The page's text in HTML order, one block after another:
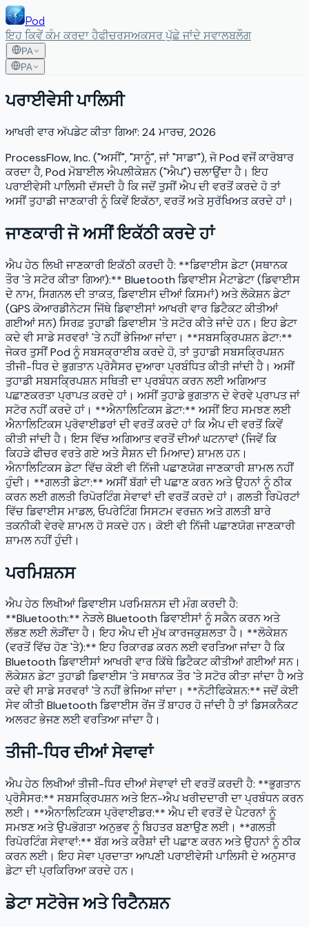
Pod
ਇਹ ਕਿਵੇਂ ਕੰਮ ਕਰਦਾ ਹੈਫੀਚਰਸਅਕਸਰ ਪੁੱਛੇ ਜਾਂਦੇ ਸਵਾਲਬਲੌਗ
PA
PA
ਪਰਾਈਵੇਸੀ ਪਾਲਿਸੀ
ਆਖਰੀ ਵਾਰ ਅੱਪਡੇਟ ਕੀਤਾ ਗਿਆ: 24 ਮਾਰਚ, 2026
ProcessFlow, Inc. ("ਅਸੀਂ", "ਸਾਨੂੰ", ਜਾਂ "ਸਾਡਾ"), ਜੋ Pod ਵਜੋਂ ਕਾਰੋਬਾਰ
ਕਰਦਾ ਹੈ, Pod ਮੋਬਾਈਲ ਐਪਲੀਕੇਸ਼ਨ ("ਐਪ") ਚਲਾਉਂਦਾ ਹੈ। ਇਹ
ਪਰਾਈਵੇਸੀ ਪਾਲਿਸੀ ਦੱਸਦੀ ਹੈ ਕਿ ਜਦੋਂ ਤੁਸੀਂ ਐਪ ਦੀ ਵਰਤੋਂ ਕਰਦੇ ਹੋ ਤਾਂ
ਅਸੀਂ ਤੁਹਾਡੀ ਜਾਣਕਾਰੀ ਨੂੰ ਕਿਵੇਂ ਇਕੱਠਾ, ਵਰਤੋਂ ਅਤੇ ਸੁਰੱਖਿਅਤ ਕਰਦੇ ਹਾਂ।
ਜਾਣਕਾਰੀ ਜੋ ਅਸੀਂ ਇਕੱਠੀ ਕਰਦੇ ਹਾਂ
ਐਪ ਹੇਠ ਲਿਖੀ ਜਾਣਕਾਰੀ ਇਕੱਠੀ ਕਰਦੀ ਹੈ: **ਡਿਵਾਈਸ ਡੇਟਾ (ਸਥਾਨਕ
ਤੌਰ 'ਤੇ ਸਟੋਰ ਕੀਤਾ ਗਿਆ):** Bluetooth ਡਿਵਾਈਸ ਮੈਟਾਡੇਟਾ (ਡਿਵਾਈਸ
ਦੇ ਨਾਮ, ਸਿਗਨਲ ਦੀ ਤਾਕਤ, ਡਿਵਾਈਸ ਦੀਆਂ ਕਿਸਮਾਂ) ਅਤੇ ਲੋਕੇਸ਼ਨ ਡੇਟਾ
(GPS ਕੋਆਰਡੀਨੇਟਸ ਜਿੱਥੇ ਡਿਵਾਈਸਾਂ ਆਖਰੀ ਵਾਰ ਡਿਟੈਕਟ ਕੀਤੀਆਂ
ਗਈਆਂ ਸਨ) ਸਿਰਫ਼ ਤੁਹਾਡੀ ਡਿਵਾਈਸ 'ਤੇ ਸਟੋਰ ਕੀਤੇ ਜਾਂਦੇ ਹਨ। ਇਹ ਡੇਟਾ
ਕਦੇ ਵੀ ਸਾਡੇ ਸਰਵਰਾਂ 'ਤੇ ਨਹੀਂ ਭੇਜਿਆ ਜਾਂਦਾ। **ਸਬਸਕ੍ਰਿਪਸ਼ਨ ਡੇਟਾ:**
ਜੇਕਰ ਤੁਸੀਂ Pod ਨੂੰ ਸਬਸਕ੍ਰਾਈਬ ਕਰਦੇ ਹੋ, ਤਾਂ ਤੁਹਾਡੀ ਸਬਸਕ੍ਰਿਪਸ਼ਨ
ਤੀਜੀ-ਧਿਰ ਦੇ ਭੁਗਤਾਨ ਪ੍ਰੋਸੈਸਰ ਦੁਆਰਾ ਪ੍ਰਬੰਧਿਤ ਕੀਤੀ ਜਾਂਦੀ ਹੈ। ਅਸੀਂ
ਤੁਹਾਡੀ ਸਬਸਕ੍ਰਿਪਸ਼ਨ ਸਥਿਤੀ ਦਾ ਪ੍ਰਬੰਧਨ ਕਰਨ ਲਈ ਅਗਿਆਤ
ਪਛਾਣਕਰਤਾ ਪ੍ਰਾਪਤ ਕਰਦੇ ਹਾਂ। ਅਸੀਂ ਤੁਹਾਡੇ ਭੁਗਤਾਨ ਦੇ ਵੇਰਵੇ ਪ੍ਰਾਪਤ ਜਾਂ
ਸਟੋਰ ਨਹੀਂ ਕਰਦੇ ਹਾਂ। **ਐਨਾਲਿਟਿਕਸ ਡੇਟਾ:** ਅਸੀਂ ਇਹ ਸਮਝਣ ਲਈ
ਐਨਾਲਿਟਿਕਸ ਪ੍ਰੋਵਾਈਡਰਾਂ ਦੀ ਵਰਤੋਂ ਕਰਦੇ ਹਾਂ ਕਿ ਐਪ ਦੀ ਵਰਤੋਂ ਕਿਵੇਂ
ਕੀਤੀ ਜਾਂਦੀ ਹੈ। ਇਸ ਵਿੱਚ ਅਗਿਆਤ ਵਰਤੋਂ ਦੀਆਂ ਘਟਨਾਵਾਂ (ਜਿਵੇਂ ਕਿ
ਕਿਹੜੇ ਫੀਚਰ ਵਰਤੇ ਗਏ ਅਤੇ ਸੈਸ਼ਨ ਦੀ ਮਿਆਦ) ਸ਼ਾਮਲ ਹਨ।
ਐਨਾਲਿਟਿਕਸ ਡੇਟਾ ਵਿੱਚ ਕੋਈ ਵੀ ਨਿੱਜੀ ਪਛਾਣਯੋਗ ਜਾਣਕਾਰੀ ਸ਼ਾਮਲ ਨਹੀਂ
ਹੁੰਦੀ। **ਗਲਤੀ ਡੇਟਾ:** ਅਸੀਂ ਬੱਗਾਂ ਦੀ ਪਛਾਣ ਕਰਨ ਅਤੇ ਉਹਨਾਂ ਨੂੰ ਠੀਕ
ਕਰਨ ਲਈ ਗਲਤੀ ਰਿਪੋਰਟਿੰਗ ਸੇਵਾਵਾਂ ਦੀ ਵਰਤੋਂ ਕਰਦੇ ਹਾਂ। ਗਲਤੀ ਰਿਪੋਰਟਾਂ
ਵਿੱਚ ਡਿਵਾਈਸ ਮਾਡਲ, ਓਪਰੇਟਿੰਗ ਸਿਸਟਮ ਵਰਜ਼ਨ ਅਤੇ ਗਲਤੀ ਬਾਰੇ
ਤਕਨੀਕੀ ਵੇਰਵੇ ਸ਼ਾਮਲ ਹੋ ਸਕਦੇ ਹਨ। ਕੋਈ ਵੀ ਨਿੱਜੀ ਪਛਾਣਯੋਗ ਜਾਣਕਾਰੀ
ਸ਼ਾਮਲ ਨਹੀਂ ਹੁੰਦੀ।
ਪਰਮਿਸ਼ਨਸ
ਐਪ ਹੇਠ ਲਿਖੀਆਂ ਡਿਵਾਈਸ ਪਰਮਿਸ਼ਨਸ ਦੀ ਮੰਗ ਕਰਦੀ ਹੈ:
**Bluetooth:** ਨੇੜਲੇ Bluetooth ਡਿਵਾਈਸਾਂ ਨੂੰ ਸਕੈਨ ਕਰਨ ਅਤੇ
ਲੱਭਣ ਲਈ ਲੋੜੀਂਦਾ ਹੈ। ਇਹ ਐਪ ਦੀ ਮੁੱਖ ਕਾਰਜਕੁਸ਼ਲਤਾ ਹੈ। **ਲੋਕੇਸ਼ਨ
(ਵਰਤੋਂ ਵਿੱਚ ਹੋਣ 'ਤੇ):** ਇਹ ਰਿਕਾਰਡ ਕਰਨ ਲਈ ਵਰਤਿਆ ਜਾਂਦਾ ਹੈ ਕਿ
Bluetooth ਡਿਵਾਈਸਾਂ ਆਖਰੀ ਵਾਰ ਕਿੱਥੇ ਡਿਟੈਕਟ ਕੀਤੀਆਂ ਗਈਆਂ ਸਨ।
ਲੋਕੇਸ਼ਨ ਡੇਟਾ ਤੁਹਾਡੀ ਡਿਵਾਈਸ 'ਤੇ ਸਥਾਨਕ ਤੌਰ 'ਤੇ ਸਟੋਰ ਕੀਤਾ ਜਾਂਦਾ ਹੈ ਅਤੇ
ਕਦੇ ਵੀ ਸਾਡੇ ਸਰਵਰਾਂ 'ਤੇ ਨਹੀਂ ਭੇਜਿਆ ਜਾਂਦਾ। **ਨੋਟੀਫਿਕੇਸ਼ਨ:** ਜਦੋਂ ਕੋਈ
ਸੇਵ ਕੀਤੀ Bluetooth ਡਿਵਾਈਸ ਰੇਂਜ ਤੋਂ ਬਾਹਰ ਹੋ ਜਾਂਦੀ ਹੈ ਤਾਂ ਡਿਸਕਨੈਕਟ
ਅਲਰਟ ਭੇਜਣ ਲਈ ਵਰਤਿਆ ਜਾਂਦਾ ਹੈ।
ਤੀਜੀ-ਧਿਰ ਦੀਆਂ ਸੇਵਾਵਾਂ
ਐਪ ਹੇਠ ਲਿਖੀਆਂ ਤੀਜੀ-ਧਿਰ ਦੀਆਂ ਸੇਵਾਵਾਂ ਦੀ ਵਰਤੋਂ ਕਰਦੀ ਹੈ: **ਭੁਗਤਾਨ
ਪ੍ਰੋਸੈਸਰ:** ਸਬਸਕ੍ਰਿਪਸ਼ਨ ਅਤੇ ਇਨ-ਐਪ ਖਰੀਦਦਾਰੀ ਦਾ ਪ੍ਰਬੰਧਨ ਕਰਨ
ਲਈ। **ਐਨਾਲਿਟਿਕਸ ਪ੍ਰੋਵਾਈਡਰ:** ਐਪ ਦੀ ਵਰਤੋਂ ਦੇ ਪੈਟਰਨਾਂ ਨੂੰ
ਸਮਝਣ ਅਤੇ ਉਪਭੋਗਤਾ ਅਨੁਭਵ ਨੂੰ ਬਿਹਤਰ ਬਣਾਉਣ ਲਈ। **ਗਲਤੀ
ਰਿਪੋਰਟਿੰਗ ਸੇਵਾਵਾਂ:** ਬੱਗ ਅਤੇ ਕਰੈਸ਼ਾਂ ਦੀ ਪਛਾਣ ਕਰਨ ਅਤੇ ਉਹਨਾਂ ਨੂੰ ਠੀਕ
ਕਰਨ ਲਈ। ਇਹ ਸੇਵਾ ਪ੍ਰਦਾਤਾ ਆਪਣੀ ਪਰਾਈਵੇਸੀ ਪਾਲਿਸੀ ਦੇ ਅਨੁਸਾਰ
ਡੇਟਾ ਦੀ ਪ੍ਰਕਿਰਿਆ ਕਰਦੇ ਹਨ।
ਡੇਟਾ ਸਟੋਰੇਜ ਅਤੇ ਰਿਟੈਨਸ਼ਨ